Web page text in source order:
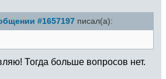
#1657197 писал(а):
Тогда больше вопросов нет.